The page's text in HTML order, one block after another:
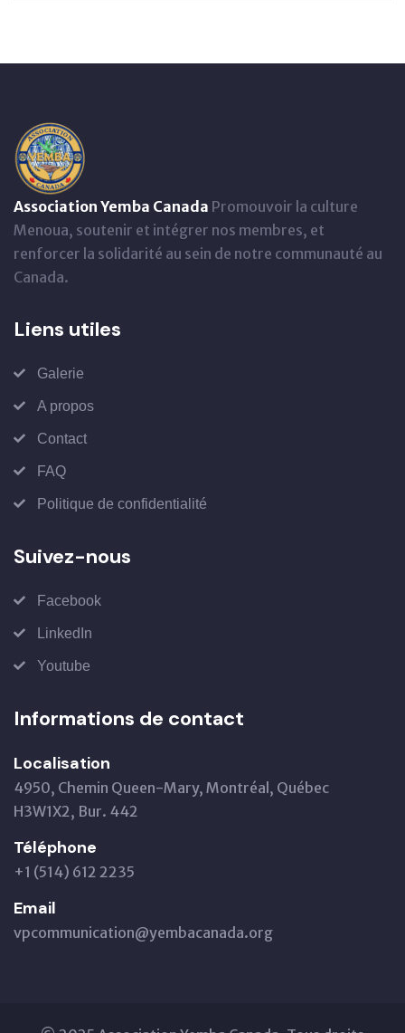
Association Yemba Canada Promouvoir la culture
Menoua, soutenir et intégrer nos membres, et
renforcer la solidarité au sein de notre communauté au
Canada.
Liens utiles
Galerie
A propos
Contact
FAQ
Politique de confidentialité
Suivez-nous
Facebook
LinkedIn
Youtube
Informations de contact
Localisation
4950, Chemin Queen-Mary, Montréal, Québec
H3W1X2, Bur. 442
Téléphone
+1 (514) 612 2235
Email
vpcommunication@yembacanada.org